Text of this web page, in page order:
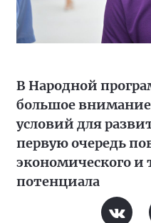
В Народной
большое
условий для
первую очередь
экономического и
потенциала